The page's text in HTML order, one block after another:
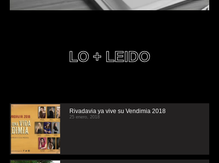
LO + LEIDO
Rivadavia ya vive su Vendimia 2018
25 enero, 2018